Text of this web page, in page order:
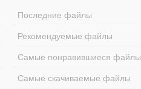
Последние файлы
Рекомендуемые файлы
Самые понравившиеся файлы
Самые скачиваемые файлы